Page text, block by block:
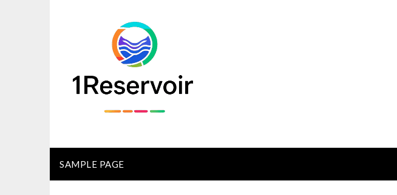
SAMPLE PAGE